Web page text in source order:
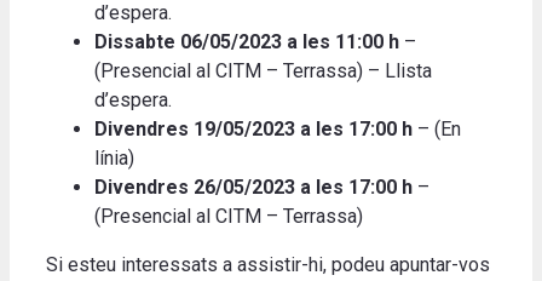
d’espera.
Dissabte 06/05/2023 a les 11:00 h –
(Presencial al CITM – Terrassa) – Llista
d’espera.
Divendres 19/05/2023 a les 17:00 h – (En
línia)
Divendres 26/05/2023 a les 17:00 h –
(Presencial al CITM – Terrassa)
Si esteu interessats a assistir-hi, podeu apuntar-vos